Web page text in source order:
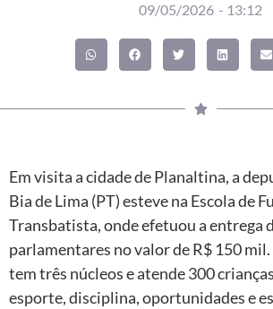
09/05/2026 - 13:12
Em visita a cidade de Planaltina, a
Bia de Lima (PT) esteve na Escola de
Transbatista, onde efetuou a entrega
parlamentares no valor de R$ 150
tem três núcleos e atende 300
esporte, disciplina, oportunidades e